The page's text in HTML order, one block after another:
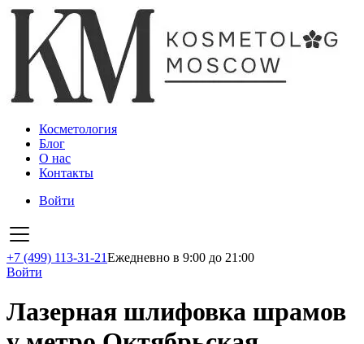
Косметология
Блог
О нас
Контакты
Войти
+7 (499) 113-31-21Ежедневно в 9:00 до 21:00
Войти
Лазерная шлифовка шрамов